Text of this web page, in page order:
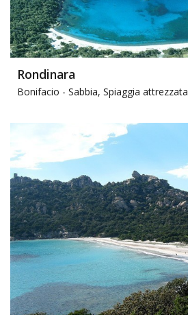
Rondinara
Bonifacio - Sabbia, Spiaggia attrezzata